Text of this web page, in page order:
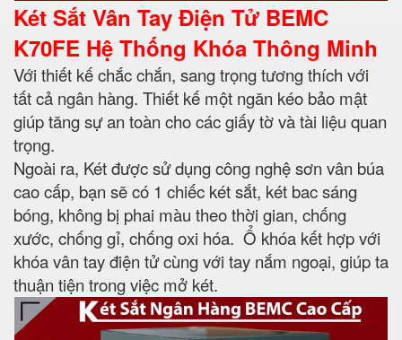
Két Sắt Vân Tay Điện Tử BEMC
K70FE Hệ Thống Khóa Thông Minh
Với thiết kế chắc chắn, sang trọng tương thích với
tất cả ngân hàng. Thiết kế một ngăn kéo bảo mật
giúp tăng sự an toàn cho các giấy tờ và tài liệu quan
trọng.
Ngoài ra, Két được sử dụng công nghệ sơn vân búa
cao cấp, bạn sẽ có 1 chiếc két sắt, két bac sáng
bóng, không bị phai màu theo thời gian, chống
xước, chống gỉ, chống oxi hóa. Ổ khóa kết hợp với
khóa vân tay điện tử cùng với tay nắm ngoại, giúp ta
thuận tiện trong việc mở két.